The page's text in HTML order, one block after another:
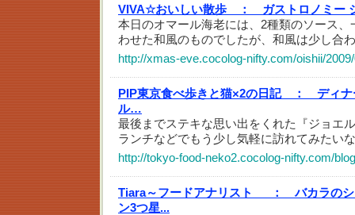
VIVA☆おいしい散歩 ：
ガストロノミー
本日のオマール海老には、2種類のソース
わせた和風のものでしたが、和風は少し合
http://xmas-eve.cocolog-nifty.com/oishii/
PIP東京食べ歩きと猫×2の日記 ：
ディ
ル…
最後までステキな思い出をくれた『ジョエ
ランチなどでもう少し気軽に訪れてみたい
http://tokyo-food-neko2.cocolog-nifty.com/
Tiara～フードアナリスト_ ：
バカラの
ン3つ星...